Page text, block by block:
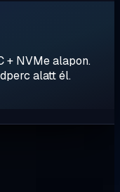
+ NVMe alapon.
alatt él.